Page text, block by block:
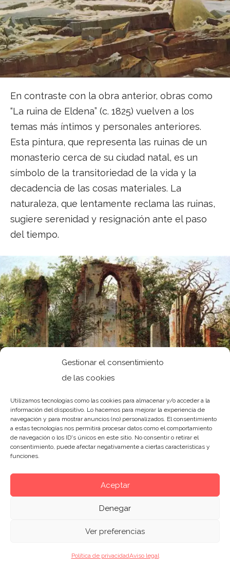
Gestionar el consentimiento
de las cookies
Utilizamos tecnologías como las cookies para almacenar y/o acceder a la
información del dispositivo. Lo hacemos para mejorar la experiencia de
navegación y para mostrar anuncios (no) personalizados. El consentimiento
a estas tecnologías nos permitirá procesar datos como el comportamiento
de navegación o los ID's únicos en este sitio. No consentir o retirar el
consentimiento, puede afectar negativamente a ciertas características y
funciones.
Aceptar
Denegar
Ver preferencias
Política de privacidadAviso legal
En contraste con la obra anterior, obras como
“La ruina de Eldena” (c. 1825) vuelven a los
temas más íntimos y personales anteriores.
Esta pintura, que representa las ruinas de un
monasterio cerca de su ciudad natal, es un
símbolo de la transitoriedad de la vida y la
decadencia de las cosas materiales. La
naturaleza, que lentamente reclama las ruinas,
sugiere serenidad y resignación ante el paso
del tiempo.
Friedrich, durante estos años, sufrió problemas
producción artística. Su aislamiento social y su
amargura personal aumentaron, reflejado en
sus obras, cada vez más sombrías y cargadas
de simbolismo melancólico. El pintor se sentía
contemporáneos, e incluso apartado del